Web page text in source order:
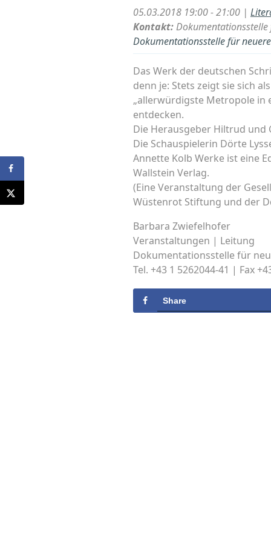
05.03.2018 19:00 - 21:00 |
Kontakt:
Dokumentationsstelle für
Das Werk der deutschen
denn je: Stets zeigt sie sich
„allerwürdigste Metropole in
entdecken.
Die Herausgeber Hiltrud und
Die Schauspielerin Dörte
Annette Kolb Werke ist eine
Wallstein Verlag.
(Eine Veranstaltung der
Wüstenrot Stiftung und der
Barbara Zwiefelhofer
Veranstaltungen | Leitung
Dokumentationsstelle für
Tel. +43 1 5262044-41 | Fax
Share